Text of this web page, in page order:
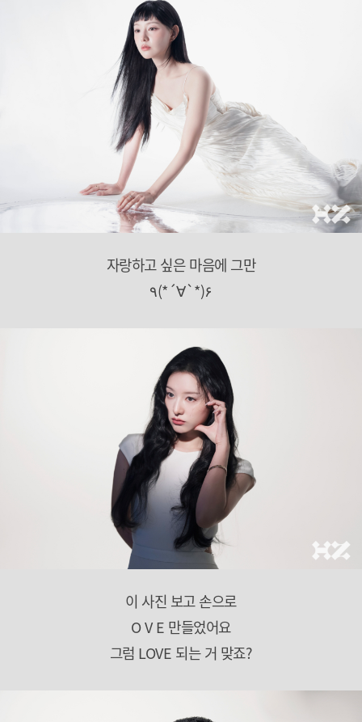
자랑하고 싶은 마음에 그만
٩(*´∀`*)۶
이 사진 보고 손으로
O V E 만들었어요
그럼 LOVE 되는 거 맞죠?